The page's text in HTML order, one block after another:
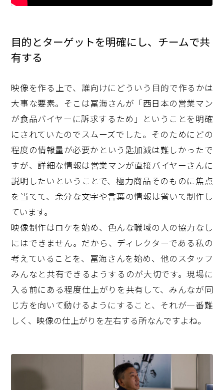
目的とターゲットを明確にし、チームで共
有する
映像を作る上で、誰向けにどういう目的で作るかは
大事な要素。そこは冨海さんが「西日本の営業マン
が食品バイヤーに訴求するため」ということを明確
にされていたのでスムーズでした。そのためにどの
程度の情報量が必要かという匙加減は難しかったで
すが、詳細な情報は営業マンが直接バイヤーさんに
説明したいということで、極力商品そのものに焦点
を当てて、余分な文字や言葉の情報は省いて制作し
ています。
映像制作はロケを始め、色んな職域の人の協力なし
にはできません。だから、ディレクターである私の
考えていることを、冨海さんを始め、他のスタッフ
みんなと共有できるようするのが大切です。現場に
入る前にある程度仕上がりを共有して、みんなが同
じ方を向いて動けるようにすること、それが一番難
しく、映像の仕上がりを左右する所なんですよね。